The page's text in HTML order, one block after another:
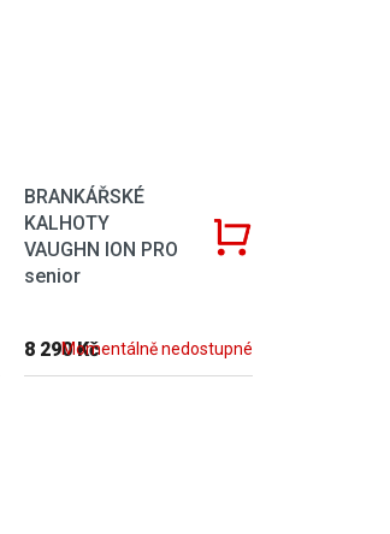
BRANKÁŘSKÉ
KALHOTY
VAUGHN ION PRO
senior
Momentálně nedostupné
8 290 Kč